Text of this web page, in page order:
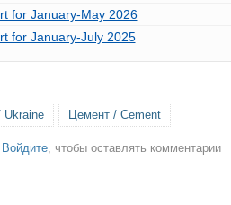
for January-May 2026
for January-July 2025
Ukraine Цемент / Cement
Войдите , чтобы оставлять комментарии